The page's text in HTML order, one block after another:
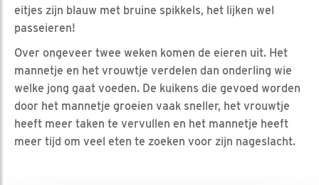
eitjes zijn blauw met bruine spikkels, het lijken wel
passeieren!
Over ongeveer twee weken komen de eieren uit. Het
mannetje en het vrouwtje verdelen dan onderling wie
welke jong gaat voeden. De kuikens die gevoed worden
door het mannetje groeien vaak sneller, het vrouwtje
heeft meer taken te vervullen en het mannetje heeft
meer tijd om veel eten te zoeken voor zijn nageslacht.